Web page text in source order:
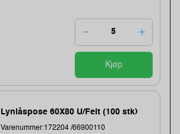
Kjøp
Lynlåspose 60X80 U/Felt (100 stk)
Varenummer:172204 /66900110